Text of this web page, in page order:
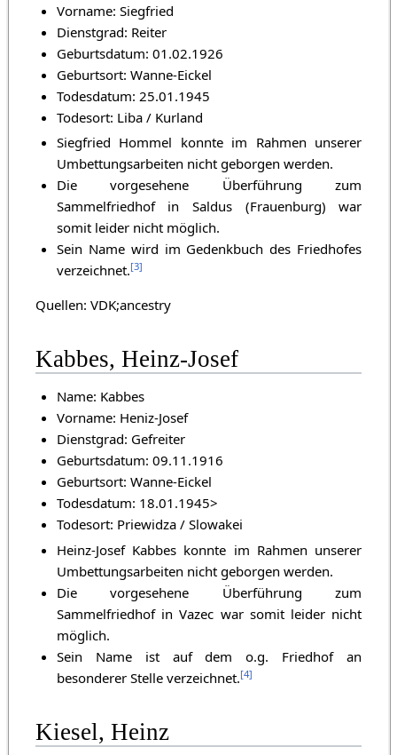
Vorname: Siegfried
Dienstgrad: Reiter
Geburtsdatum: 01.02.1926
Geburtsort: Wanne-Eickel
Todesdatum: 25.01.1945
Todesort: Liba / Kurland
Siegfried Hommel konnte im Rahmen unserer
Umbettungsarbeiten nicht geborgen werden.
Die vorgesehene Überführung zum
Sammelfriedhof in Saldus (Frauenburg) war
somit leider nicht möglich.
Sein Name wird im Gedenkbuch des Friedhofes
verzeichnet.[3]
Quellen: VDK;ancestry
Kabbes, Heinz-Josef
Name: Kabbes
Vorname: Heniz-Josef
Dienstgrad: Gefreiter
Geburtsdatum: 09.11.1916
Geburtsort: Wanne-Eickel
Todesdatum: 18.01.1945>
Todesort: Priewidza / Slowakei
Heinz-Josef Kabbes konnte im Rahmen unserer
Umbettungsarbeiten nicht geborgen werden.
Die vorgesehene Überführung zum
Sammelfriedhof in Vazec war somit leider nicht
möglich.
Sein Name ist auf dem o.g. Friedhof an
besonderer Stelle verzeichnet.[4]
Kiesel, Heinz